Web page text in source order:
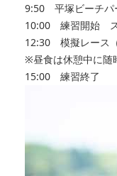
9:50 平塚ビーチパ
10:00 練習開始 ス
12:30 模擬レース
※昼食は休憩中
15:00 練習終了